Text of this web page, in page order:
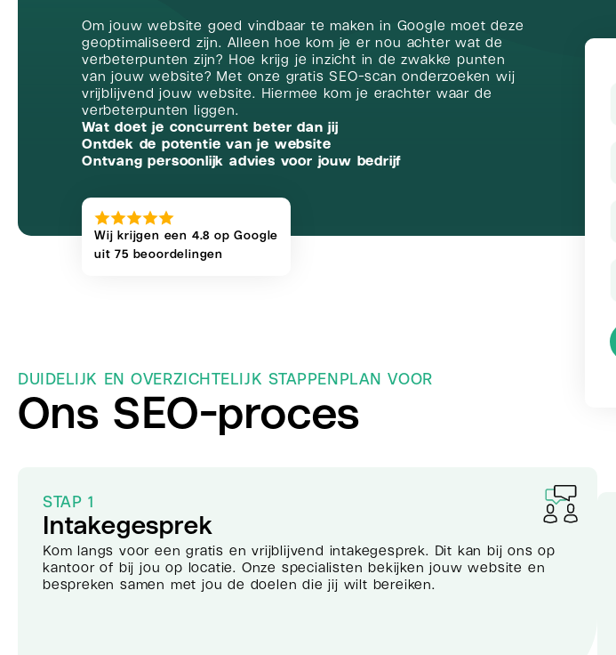
Wij krijgen een 4.8 op Google
uit 75 beoordelingen
Om jouw website goed vindbaar te maken in Google moet deze
geoptimaliseerd zijn. Alleen hoe kom je er nou achter wat de
verbeterpunten zijn? Hoe krijg je inzicht in de zwakke punten
van jouw website? Met onze gratis SEO-scan onderzoeken wij
vrijblijvend jouw website. Hiermee kom je erachter waar de
verbeterpunten liggen.
Wat doet je concurrent beter dan jij
Ontdek de potentie van je website
Ontvang persoonlijk advies voor jouw bedrijf
DUIDELIJK EN OVERZICHTELIJK STAPPENPLAN VOOR
Ons SEO-proces
STAP 1
Intakegesprek
Kom langs voor een gratis en vrijblijvend intakegesprek. Dit kan bij ons op
kantoor of bij jou op locatie. Onze specialisten bekijken jouw website en
bespreken samen met jou de doelen die jij wilt bereiken.